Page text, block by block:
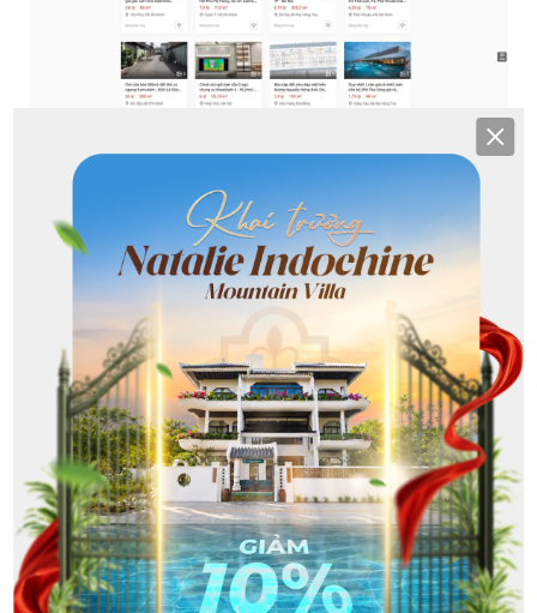
Tìm kiếm nhà ở chưa bao giờ dễ dàng đến thế với
website cho thuê căn hộ Batdongsan.com.vn
(Nguồn: Internet)
5. Nhadat24h.net
Link website: https://nhadat24h.net/
Nếu bạn đang tìm kiếm một căn nhà mới, một văn
phòng làm việc lý tưởng hay đơn giản chỉ muốn cập
nhật thông tin về thị trường bất động sản,
Nhadat24h.net chính là lựa chọn hoàn hảo. Với tính
năng tìm kiếm theo vị trí, bạn có thể dễ dàng tìm
thấy những bất động sản phù hợp với nhu cầu của
mình. Ngoài ra, những bài viết chia sẻ kinh nghiệm,
kiến thức về bất động sản trên website cũng là
nguồn thông tin hữu ích cho bạn.